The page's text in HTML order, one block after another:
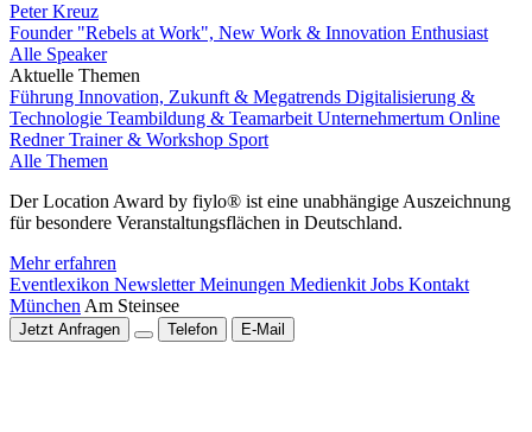
Peter Kreuz
Founder "Rebels at Work", New Work & Innovation Enthusiast
Alle Speaker
Aktuelle Themen
Führung Innovation, Zukunft & Megatrends Digitalisierung &
Technologie Teambildung & Teamarbeit Unternehmertum Online
RednerTrainer & Workshop Sport
Alle Themen
Der Location Award by fiylo® ist eine unabhängige Auszeichnung
für besondere Veranstaltungsflächen in Deutschland.
Mehr erfahren
Eventlexikon NewsletterMeinungen Medienkit Jobs Kontakt
München Am Steinsee
Jetzt Anfragen Telefon E-Mail